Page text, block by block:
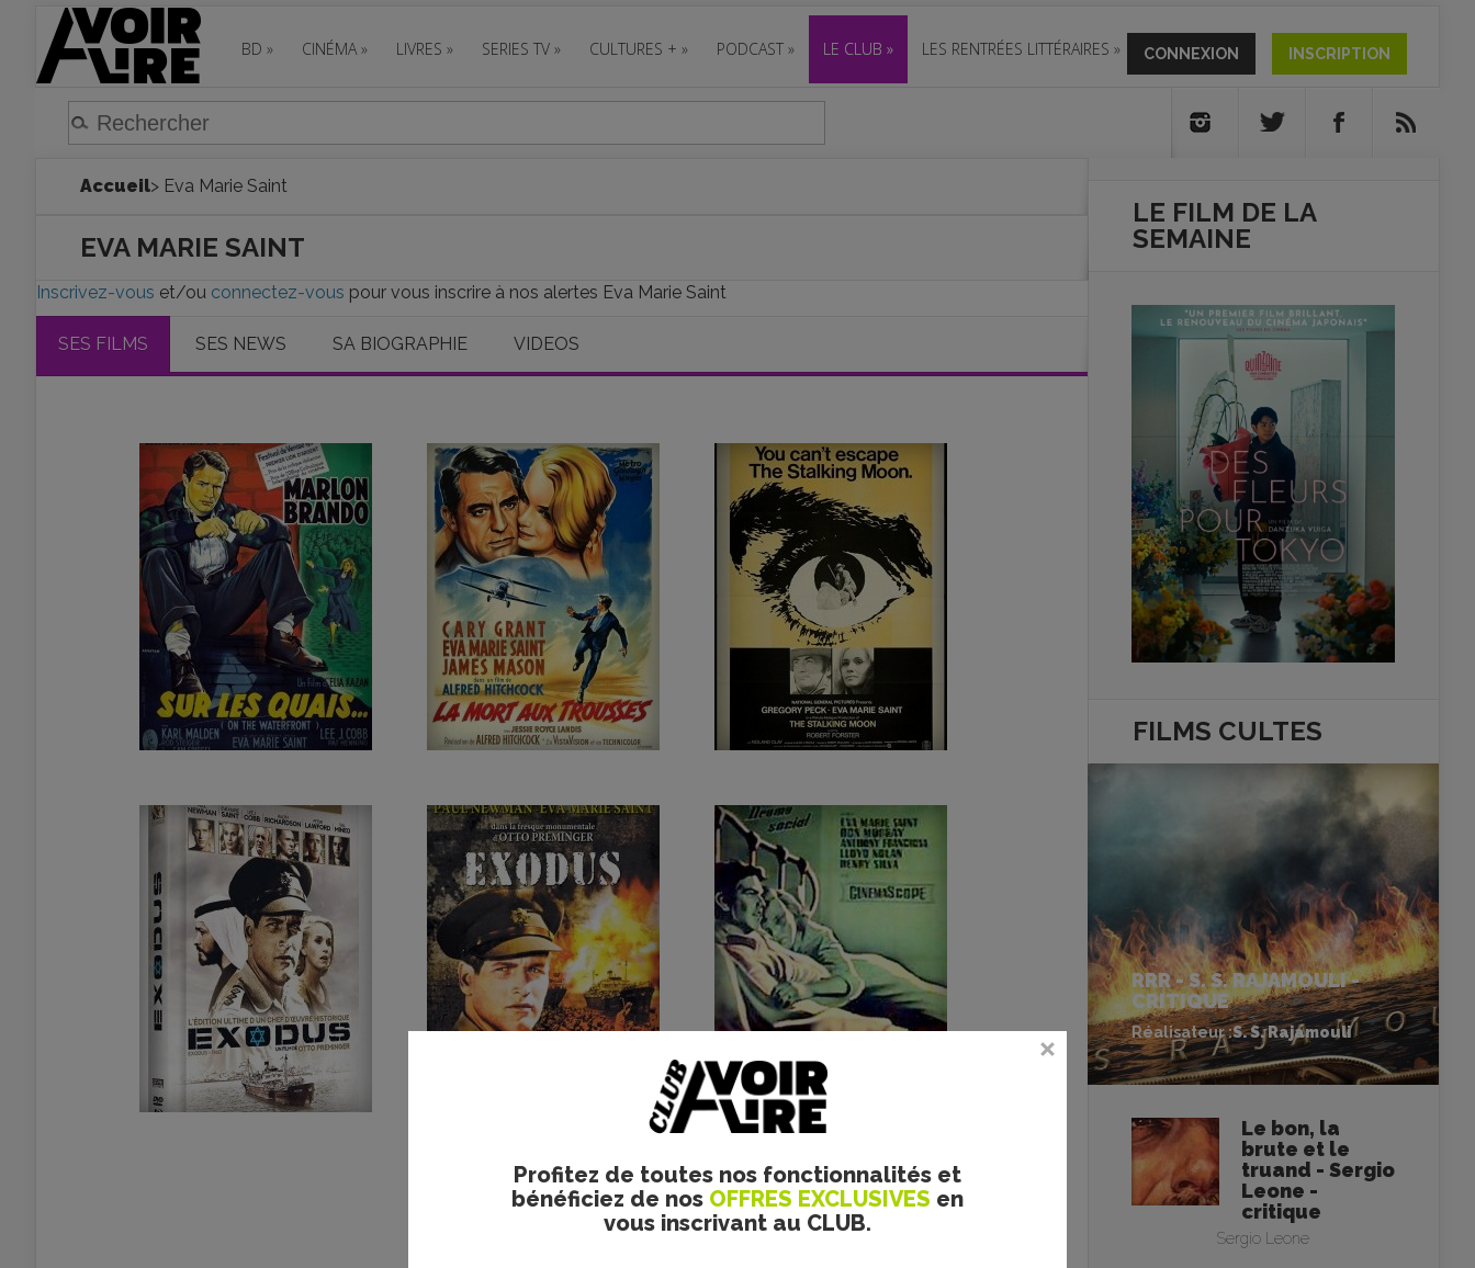
BD » CINÉMA » LIVRES » SERIES TV » CULTURES + » PODCAST » LE CLUB » LES RENTRÉES LITTÉRAIRES » CONNEXION INSCRIPTION
Profitez de toutes nos fonctionnalités et
bénéficiez de nos OFFRES EXCLUSIVES en
vous inscrivant au CLUB.
Accueil> Eva Marie Saint
EVA MARIE SAINT
Inscrivez-vous et/ou connectez-vous pour vous inscrire à nos alertes Eva Marie Saint
SES FILMS SES NEWS SA BIOGRAPHIE VIDEOS
LE FILM DE LA
SEMAINE
FILMS CULTES
RRR - S. S. RAJAMOULI -
CRITIQUE
Réalisateur :S. S. Rajamouli
Le bon, la
brute et le
truand - Sergio
Leone -
critique
Sergio Leone